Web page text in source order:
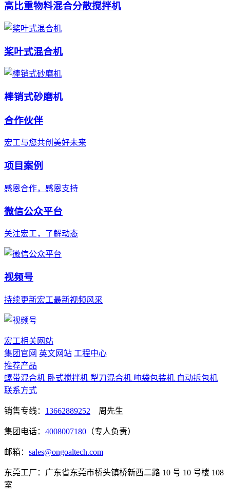
高比重物料混合分散搅拌机
桨叶式混合机
棒销式砂磨机
合作伙伴
宏工与您共创美好未来
项目案例
感恩合作，感恩支持
微信公众平台
关注宏工，了解动态
视频号
持续更新宏工最新视频风采
宏工相关网站
集团官网 英文网站 工程中心
推荐产品
螺带混合机 卧式搅拌机 犁刀混合机 吨袋包装机 自动拆包机
联系方式
销售专线： 13662889252 周先生
集团电话： 4008007180 （专人负责）
邮箱： sales@ongoaltech.com
东莞工厂：广东省东莞市桥头镇桥新西二路 10 号 10 号楼 108
室